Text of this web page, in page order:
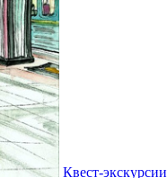
Квест-экскурсии